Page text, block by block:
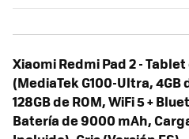
Xiaomi Redmi Pad 2 - Tablet
(MediaTek G100-Ultra, 4GB
128GB de ROM, WiFi 5 +
Batería de 9000 mAh,